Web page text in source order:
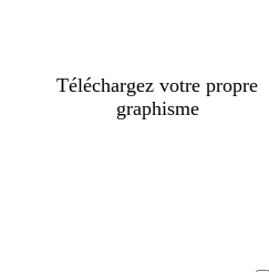
Téléchargez votre propre
graphisme